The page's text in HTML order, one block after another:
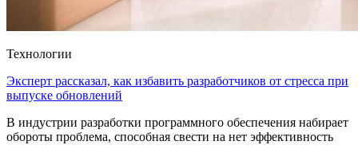
Технологии
Эксперт рассказал, как избавить разработчиков от стресса при
выпуске обновлений
В индустрии разработки программного обеспечения набирает
обороты проблема, способная свести на нет эффективность